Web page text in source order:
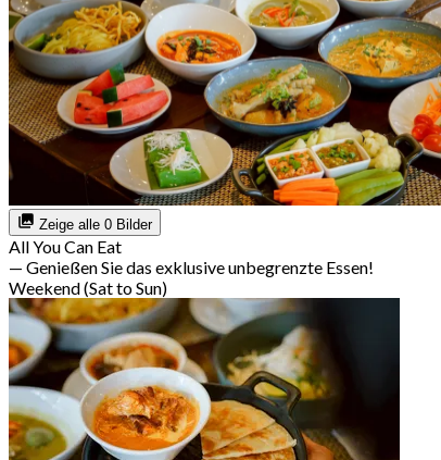
Zeige alle 0 Bilder
All You Can Eat
— Genießen Sie das exklusive unbegrenzte Essen!
Weekend (Sat to Sun)